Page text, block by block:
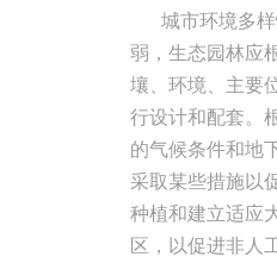
城市环境多
弱，生态园林应
壤、环境、主要
行设计和配套。
的气候条件和地
采取某些措施以
种植和建立适应
区，以促进非人